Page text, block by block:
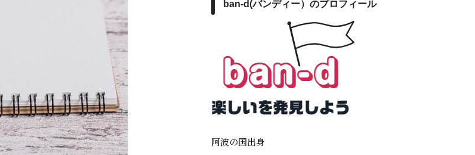
ban-d(バンディー）のプロフィール
阿波の国出身